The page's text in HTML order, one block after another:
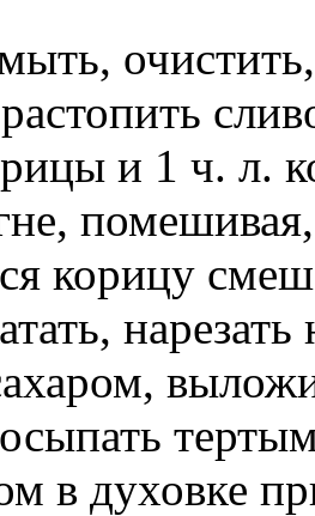
и 1 ч. л.
корицу
в духовке